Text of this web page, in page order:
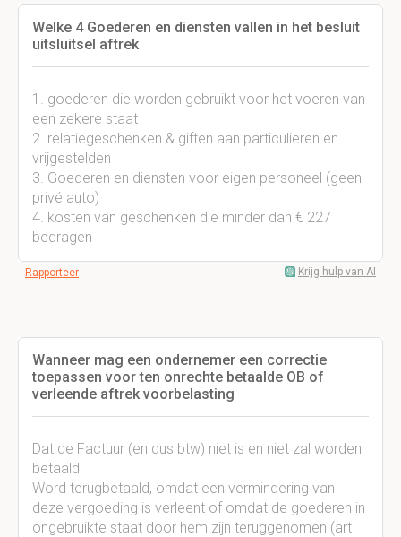
Welke 4 Goederen en diensten vallen in het besluit
uitsluitsel aftrek
1. goederen die worden gebruikt voor het voeren van
een zekere staat
2. relatiegeschenken & giften aan particulieren en
vrijgestelden
3. Goederen en diensten voor eigen personeel (geen
privé auto)
4. kosten van geschenken die minder dan € 227
bedragen
Rapporteer Krijg hulp van AI
Wanneer mag een ondernemer een correctie
toepassen voor ten onrechte betaalde OB of
verleende aftrek voorbelasting
Dat de Factuur (en dus btw) niet is en niet zal worden
betaald
Word terugbetaald, omdat een vermindering van
deze vergoeding is verleent of omdat de goederen in
ongebruikte staat door hem zijn teruggenomen (art